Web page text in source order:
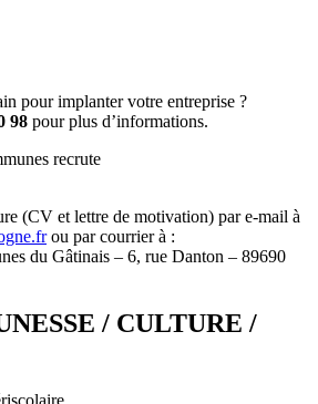
pour implanter votre entreprise ?
98 pour plus d’informations.
recrute
(CV et lettre de motivation) par e-mail à
ou par courrier à :
du Gâtinais – 6, rue Danton – 89690
/ CULTURE /